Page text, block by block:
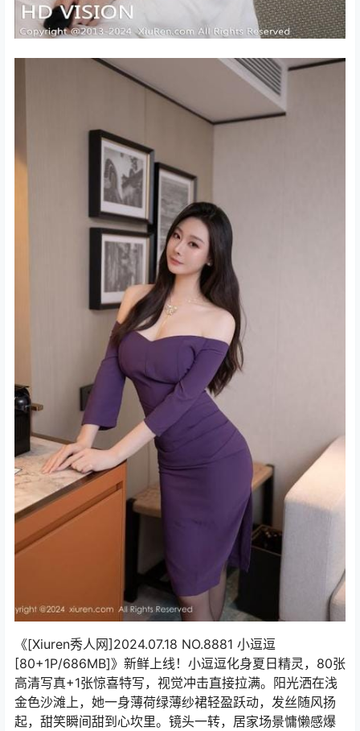
《[Xiuren秀人网]2024.07.18 NO.8881 小逗逗
[80+1P/686MB]》新鲜上线！小逗逗化身夏日精灵，80张
高清写真+1张惊喜特写，视觉冲击直接拉满。阳光洒在浅
金色沙滩上，她一身薄荷绿薄纱裙轻盈跃动，发丝随风扬
起，甜笑瞬间甜到心坎里。镜头一转，居家场景慵懒感爆